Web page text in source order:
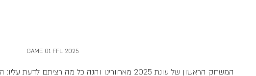
GAME 01 FFL 2025
המשחק הראשון של עונת 2025 מאחורינו והנה כל מה